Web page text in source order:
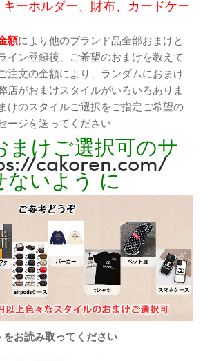
ーホルダー、財布、カードケー
額により他のブランド品全部おまけと
イン登録後、ご希望のおまけを教えて
注文の金額により、ランダムにおまけ
店がおまけスタイルがいろいろありま
けのスタイルご選択をご指定ご希望の
ージを送ってください
まけご選択可のサ
cakoren.com/
ないよう に
お読み取ってください